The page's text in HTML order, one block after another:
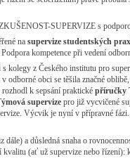
SUPERVIZE s
na supervize studentských
kompetence při vedení
s kolegy z Českého institutu pro
odborné obci se těšila značné
k sepsání praktické příručky
supervize pro již vycvičené
Výcvik je nyní v přípravné fázi.
a důsledná snaha o
(ať už supervize nebo řízení):